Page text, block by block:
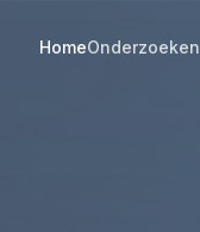
HomeOnderzoeken